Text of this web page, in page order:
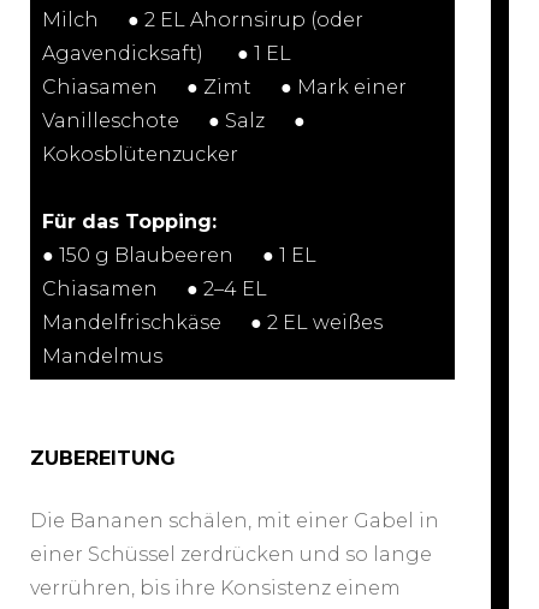
Milch⠀⠀● 2 EL Ahornsirup (oder
Agavendicksaft) ⠀⠀● 1 EL
Chiasamen⠀⠀● Zimt⠀⠀● Mark einer
Vanilleschote⠀⠀● Salz⠀⠀●
Kokosblütenzucker
Für das Topping:
● 150 g Blaubeeren⠀⠀● 1 EL
Chiasamen⠀⠀● 2–4 EL
Mandelfrischkäse⠀⠀● 2 EL weißes
Mandelmus
ZUBEREITUNG
Die Bananen schälen, mit einer Gabel in
einer Schüssel zerdrücken und so lange
verrühren, bis ihre Konsistenz einem